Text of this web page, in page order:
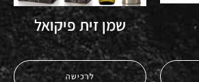
שמן זית פיקואל
לרכישה